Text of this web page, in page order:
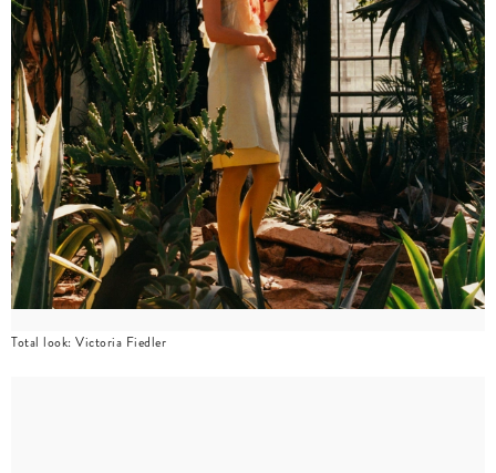
Total look: Victoria Fiedler